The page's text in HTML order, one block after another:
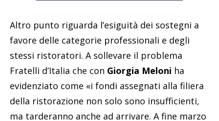
Altro punto riguarda l’esiguità dei sostegni a
favore delle categorie professionali e degli
stessi ristoratori. A sollevare il problema
Fratelli d’Italia che con Giorgia Meloni ha
evidenziato come «i fondi assegnati alla filiera
della ristorazione non solo sono insufficienti,
ma tarderanno anche ad arrivare. A fine marzo